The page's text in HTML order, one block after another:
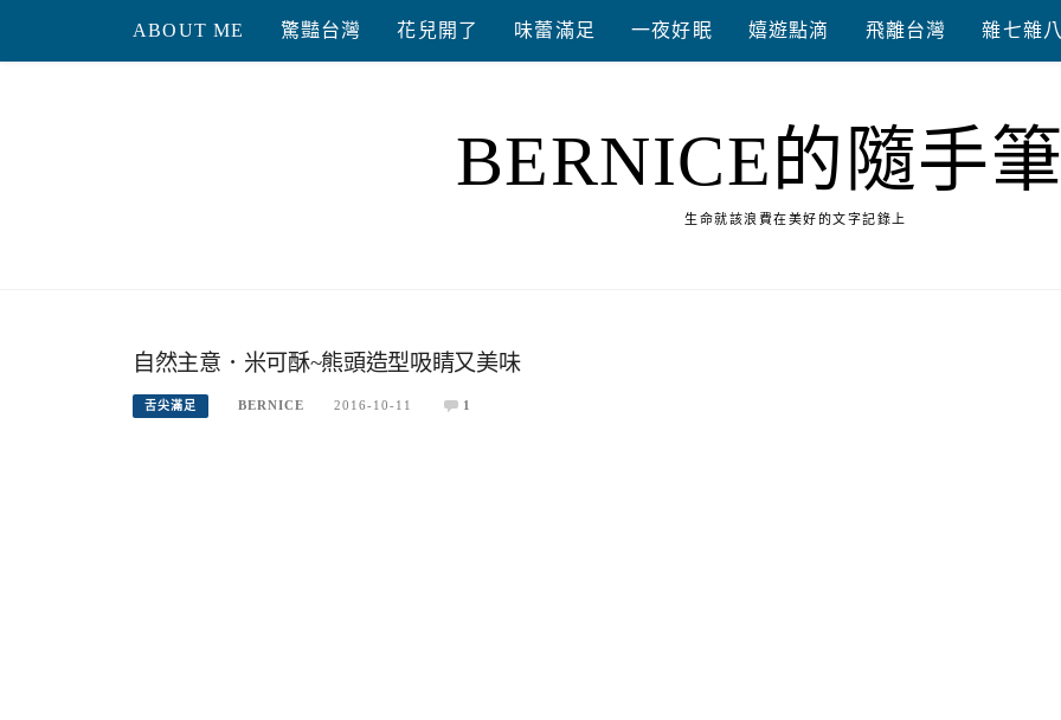
content
ABOUT ME 驚豔台灣 花兒開了 味蕾滿足 一夜好眠 嬉遊點滴 飛離台灣 雜七雜
BERNICE的隨手
生命就該浪費在美好的文字記錄上
自然主意．米可酥~熊頭造型吸睛又美味
舌尖滿足 BERNICE 2016-10-11 1